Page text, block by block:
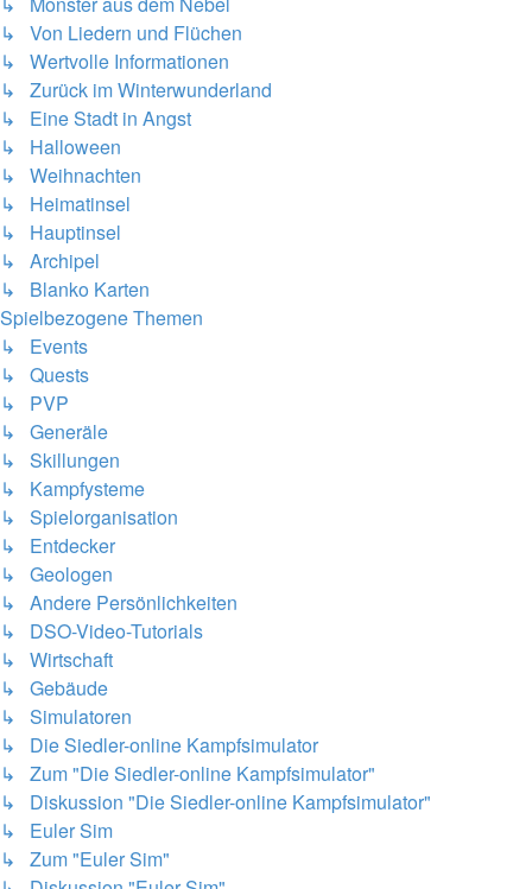
↳ Von Liedern und Flüchen
↳ Wertvolle Informationen
↳ Zurück im Winterwunderland
↳ Eine Stadt in Angst
↳ Halloween
↳ Weihnachten
↳ Heimatinsel
↳ Hauptinsel
↳ Archipel
↳ Blanko Karten
Spielbezogene Themen
↳ Events
↳ Quests
↳ PVP
↳ Generäle
↳ Skillungen
↳ Kampfysteme
↳ Spielorganisation
↳ Entdecker
↳ Geologen
↳ Andere Persönlichkeiten
↳ DSO-Video-Tutorials
↳ Wirtschaft
↳ Gebäude
↳ Simulatoren
↳ Die Siedler-online Kampfsimulator
↳ Zum "Die Siedler-online Kampfsimulator"
↳ Diskussion "Die Siedler-online Kampfsimulator"
↳ Euler Sim
↳ Zum "Euler Sim"